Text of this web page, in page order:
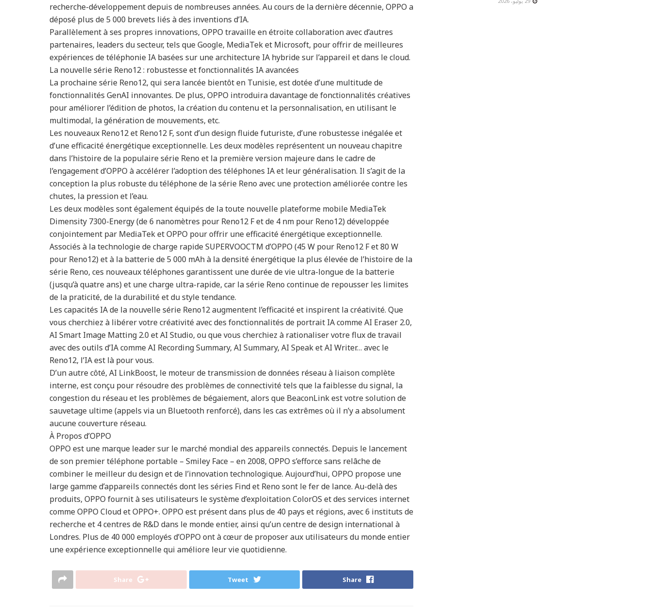
recherche-développement depuis de nombreuses années. Au cours de la dernière décennie, OPPO a
déposé plus de 5 000 brevets liés à des inventions d’IA.
Parallèlement à ses propres innovations, OPPO travaille en étroite collaboration avec d’autres
partenaires, leaders du secteur, tels que Google, MediaTek et Microsoft, pour offrir de meilleures
expériences de téléphonie IA basées sur une architecture IA hybride sur l’appareil et dans le cloud.
La nouvelle série Reno12 : robustesse et fonctionnalités IA avancées
La prochaine série Reno12, qui sera lancée bientôt en Tunisie, est dotée d’une multitude de
fonctionnalités GenAI innovantes. De plus, OPPO introduira davantage de fonctionnalités créatives
pour améliorer l’édition de photos, la création du contenu et la personnalisation, en utilisant le
multimodal, la génération de mouvements, etc.
Les nouveaux Reno12 et Reno12 F, sont d’un design fluide futuriste, d’une robustesse inégalée et
d’une efficacité énergétique exceptionnelle. Les deux modèles représentent un nouveau chapitre
dans l’histoire de la populaire série Reno et la première version majeure dans le cadre de
l’engagement d’OPPO à accélérer l’adoption des téléphones IA et leur généralisation. Il s’agit de la
conception la plus robuste du téléphone de la série Reno avec une protection améliorée contre les
chutes, la pression et l’eau.
Les deux modèles sont également équipés de la toute nouvelle plateforme mobile MediaTek
Dimensity 7300-Energy (de 6 nanomètres pour Reno12 F et de 4 nm pour Reno12) développée
conjointement par MediaTek et OPPO pour offrir une efficacité énergétique exceptionnelle.
Associés à la technologie de charge rapide SUPERVOOCTM d’OPPO (45 W pour Reno12 F et 80 W
pour Reno12) et à la batterie de 5 000 mAh à la densité énergétique la plus élevée de l’histoire de la
série Reno, ces nouveaux téléphones garantissent une durée de vie ultra-longue de la batterie
(jusqu’à quatre ans) et une charge ultra-rapide, car la série Reno continue de repousser les limites
de la praticité, de la durabilité et du style tendance.
Les capacités IA de la nouvelle série Reno12 augmentent l’efficacité et inspirent la créativité. Que
vous cherchiez à libérer votre créativité avec des fonctionnalités de portrait IA comme AI Eraser 2.0,
AI Smart Image Matting 2.0 et AI Studio, ou que vous cherchiez à rationaliser votre flux de travail
avec des outils d’IA comme AI Recording Summary, AI Summary, AI Speak et AI Writer… avec le
Reno12, l’IA est là pour vous.
D’un autre côté, AI LinkBoost, le moteur de transmission de données réseau à liaison complète
interne, est conçu pour résoudre des problèmes de connectivité tels que la faiblesse du signal, la
congestion du réseau et les problèmes de bégaiement, alors que BeaconLink est votre solution de
sauvetage ultime (appels via un Bluetooth renforcé), dans les cas extrêmes où il n’y a absolument
aucune couverture réseau.
À Propos d’OPPO
OPPO est une marque leader sur le marché mondial des appareils connectés. Depuis le lancement
de son premier téléphone portable – Smiley Face – en 2008, OPPO s’efforce sans relâche de
combiner le meilleur du design et de l’innovation technologique. Aujourd’hui, OPPO propose une
large gamme d’appareils connectés dont les séries Find et Reno sont le fer de lance. Au-delà des
produits, OPPO fournit à ses utilisateurs le système d’exploitation ColorOS et des services internet
comme OPPO Cloud et OPPO+. OPPO est présent dans plus de 40 pays et régions, avec 6 instituts de
recherche et 4 centres de R&D dans le monde entier, ainsi qu’un centre de design international à
Londres. Plus de 40 000 employés d’OPPO ont à cœur de proposer aux utilisateurs du monde entier
une expérience exceptionnelle qui améliore leur vie quotidienne.
Share
Tweet
Share